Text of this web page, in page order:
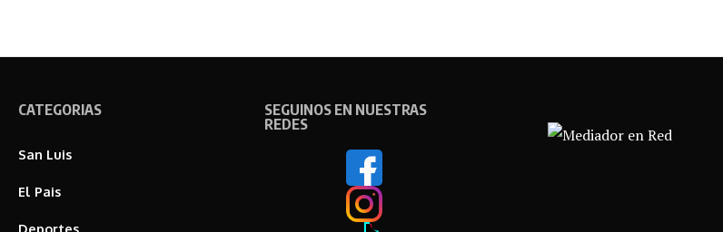
CATEGORIAS
San Luis
El Pais
Deportes
SEGUINOS EN NUESTRAS
REDES